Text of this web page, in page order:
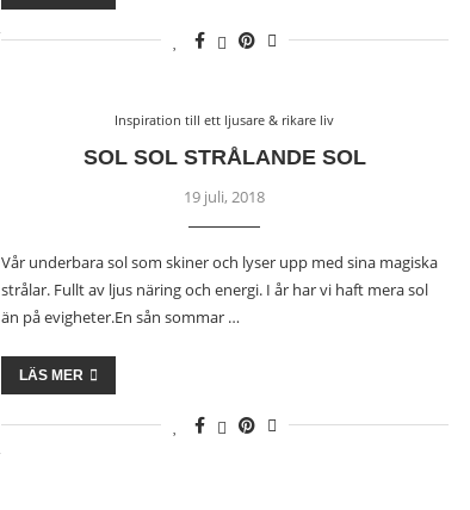
Inspiration till ett ljusare & rikare liv
SOL SOL STRÅLANDE SOL
19 juli, 2018
Vår underbara sol som skiner och lyser upp med sina magiska
strålar. Fullt av ljus näring och energi. I år har vi haft mera sol
än på evigheter.En sån sommar …
LÄS MER